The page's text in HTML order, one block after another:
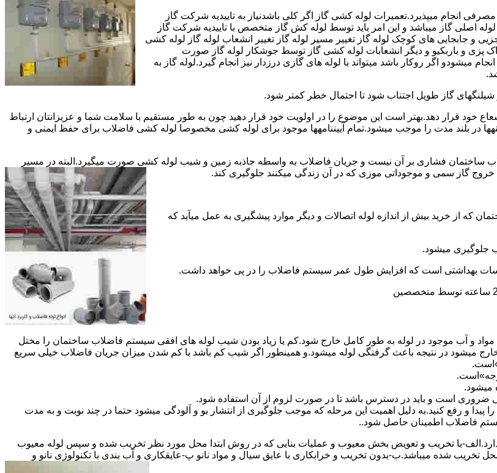
انجام میپذیرد.تعمیرات لوله کشی گاز اگر کلی باشدنیاز به تاییدیه شرکت گاز
اصلی گاز میباشد و این امر باید توسط لوله کش گاز متخصص با تاییدیه شرکت گاز
و جابجایی های کوچک لوله گاز تغییر مسیر لوله گاز تغییر انشعاب لوله گاز لوله کشی
پزی و باربکیو و دیگر انشعابات لوله کشی گاز توسط جوشکار لوله گاز صورت
میشودو اگر روکار باشد میتواند با لوله های گازی درزدار نیز انجام گیرد.لوله گاز به
شیلنگهای گاز طویل اجتناب شود تا احتمال خطر کمتر شود.
خود قرار دهد.بهتر است این موضوع را در اولویت خود قرار دهید چون به طور مستقیم با سلامت شما و عزیزانتان ارتباط
در بلند مدت را موجب میشود.تمام آییننامهها موجود برای لوله کشی مخصوصا لوله کشی فاضلاب برای حفظ ایمنی و
فشاری بر آن نیست و جریان فاضلاب به واسطه جاذبه زمین و شیب لوله کشی صورت میگیرد.البته در مسیر
گاز سمی و موجوداتی موزی که در آن زندگی میکنند جلوگیری کند.
که از خرید بیش از اندازه لوله اتصالات و دیگر موارد پیشگیری به عمل میآید که
و آب موجود در لوله به طور کامل خارج شود.کم یا زیاد بودن شیب لوله های افقی سیستم فاضلاب ساختمان را مختل
میشود در نتیجه باعث گرفتگی لوله میشود.و همینطور اگر شیب کم باشد با کم شدن میزان جریان فاضلاب خیلی سریع
میشود.
ضروری است و باید در دسترس باشد تا در صورت لزوم از آن استفاده شود.
پیدا و رفع کنید.به دلیل اهمیت این مرحله که موجب جلوگیری از انتشار بو و آلودگی میشود حتما در چند نوبت و به مدت
با تخریب و تعویض بخش معیوب و عملیات بنایی که در روش ابتدا محل مورد نظر تخریب شده و سپس لوله معیوب
شده میباشد.ب-بدون تخریب و خرابکاری با عایق سیال و مواد نانو پ-عایقکاری و آب بندی با تکنولوژی نانو و